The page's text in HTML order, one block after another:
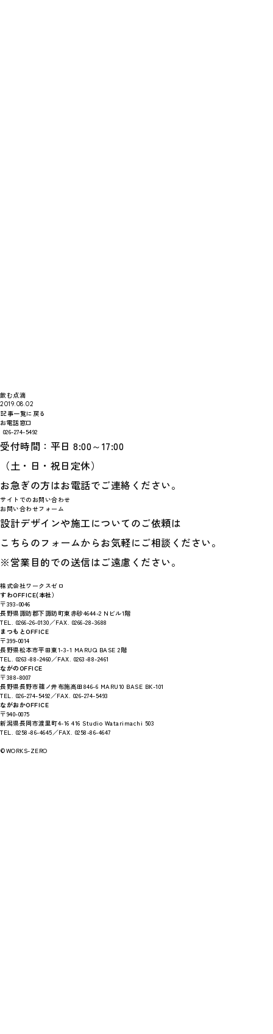
飲む点滴
2019.08.02
記事一覧に戻る
お電話窓口
026-274-5492
受付時間：平日 8:00～17:00
（土・日・祝日定休）
お急ぎの方はお電話でご連絡ください。
サイトでのお問い合わせ
お問い合わせフォーム
設計デザインや施工についてのご依頼は
こちらのフォームからお気軽にご相談ください。
※営業目的での送信はご遠慮ください。
株式会社ワークスゼロ
すわOFFICE(本社）
〒393-0046
長野県諏訪郡下諏訪町東赤砂4644-2 Nビル1階
TEL. 0266-26-0130／FAX. 0266-28-3688
まつもとOFFICE
〒399-0014
長野県松本市平田東1-3-1 MARUQ BASE 2階
TEL. 0263-88-2460／FAX. 0263-88-2461
ながのOFFICE
〒388-8007
長野県長野市篠ノ井布施高田846-6 MARU10 BASE BK-101
TEL. 026-274-5492／FAX. 026-274-5493
ながおかOFFICE
〒940-0075
新潟県長岡市渡里町4-16 416 Studio Watarimachi 503
TEL. 0258-86-4645／FAX. 0258-86-4647
©WORKS-ZERO